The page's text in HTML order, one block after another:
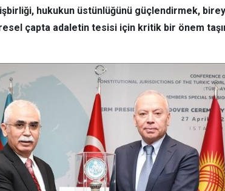
hukukun üstünlüğünü güçlendirmek,
çapta adaletin tesisi için kritik bir önem